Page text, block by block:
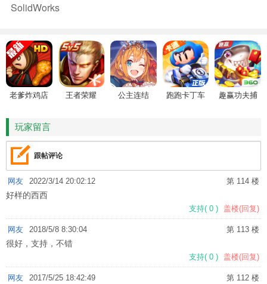
SolidWorks
老爹炸鸡店
王者荣耀 公主连结 跑跑卡丁车
趣赢功夫捕
玩家留言
跟帖评论
第 114 楼
网友 2022/3/14 20:02:12
好样的西西
支持( 0 ) 盖楼(回复)
第 113 楼
网友 2018/5/8 8:30:04
很好，支持，不错
支持( 0 ) 盖楼(回复)
第 112 楼
网友 2017/5/25 18:42:49